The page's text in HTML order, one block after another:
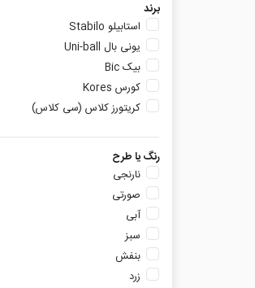
برند
استابیلو Stabilo
یونی بال Uni-ball
بیک Bic
کورس Kores
کریتورز کلاس (سی کلاس)
آرت لاین Artline
پنتر Panter
رنگ یا طرح
نارنجی
صورتی
آبی
سبز
بنفش
زرد